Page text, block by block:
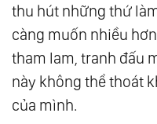
27.Tần Số Rung
28.Đây Là Những
Thông Điệp Từ
29.Bạn Không
30.Cơ Thể Được
thu hút những thứ
càng muốn nhiều
tham lam, tranh đấu
này không thể thoát
của mình.